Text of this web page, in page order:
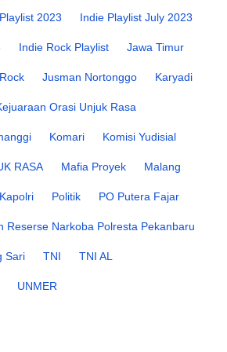
2023 Indie Playlist July 2023
Indie Rock Playlist Jawa Timur
Jusman Nortonggo Karyadi
Orasi Unjuk Rasa
Komari Komisi Yudisial
RASA Mafia Proyek Malang
Politik PO Putera Fajar
Reserse Narkoba Polresta Pekanbaru
Sari TNI TNI AL
UNMER